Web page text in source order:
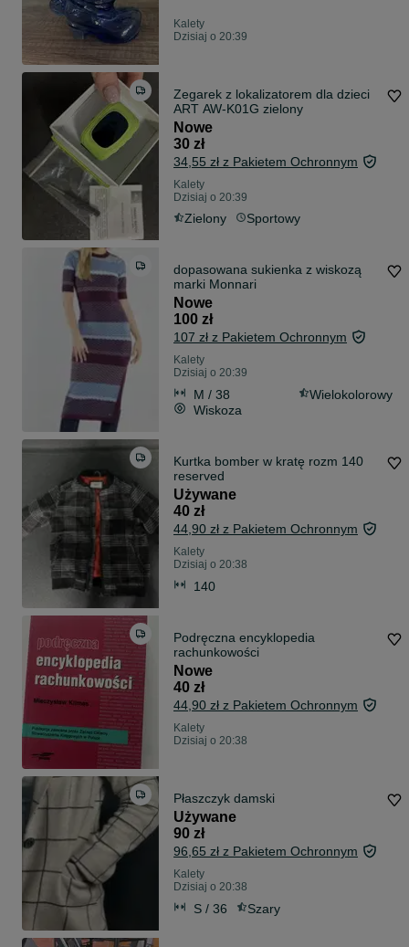
Kalety
Dzisiaj o 20:39
Zegarek z lokalizatorem dla dzieci
ART AW-K01G zielony
Nowe
30 zł
34,55 zł z Pakietem Ochronnym
Kalety
Dzisiaj o 20:39
Zielony Sportowy
dopasowana sukienka z wiskozą
marki Monnari
Nowe
100 zł
107 zł z Pakietem Ochronnym
Kalety
Dzisiaj o 20:39
M / 38
Wielokolorowy
Wiskoza
Kurtka bomber w kratę rozm 140
reserved
Używane
40 zł
44,90 zł z Pakietem Ochronnym
Kalety
Dzisiaj o 20:38
140
Podręczna encyklopedia
rachunkowości
Nowe
40 zł
44,90 zł z Pakietem Ochronnym
Kalety
Dzisiaj o 20:38
Płaszczyk damski
Używane
90 zł
96,65 zł z Pakietem Ochronnym
Kalety
Dzisiaj o 20:38
S / 36 Szary